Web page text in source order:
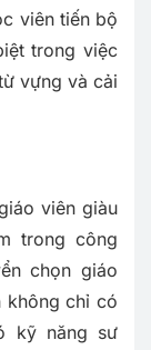
viên tiến bộ
trong việc
vựng và cải
viên giàu
trong công
chọn giáo
không chỉ có
kỹ năng sư